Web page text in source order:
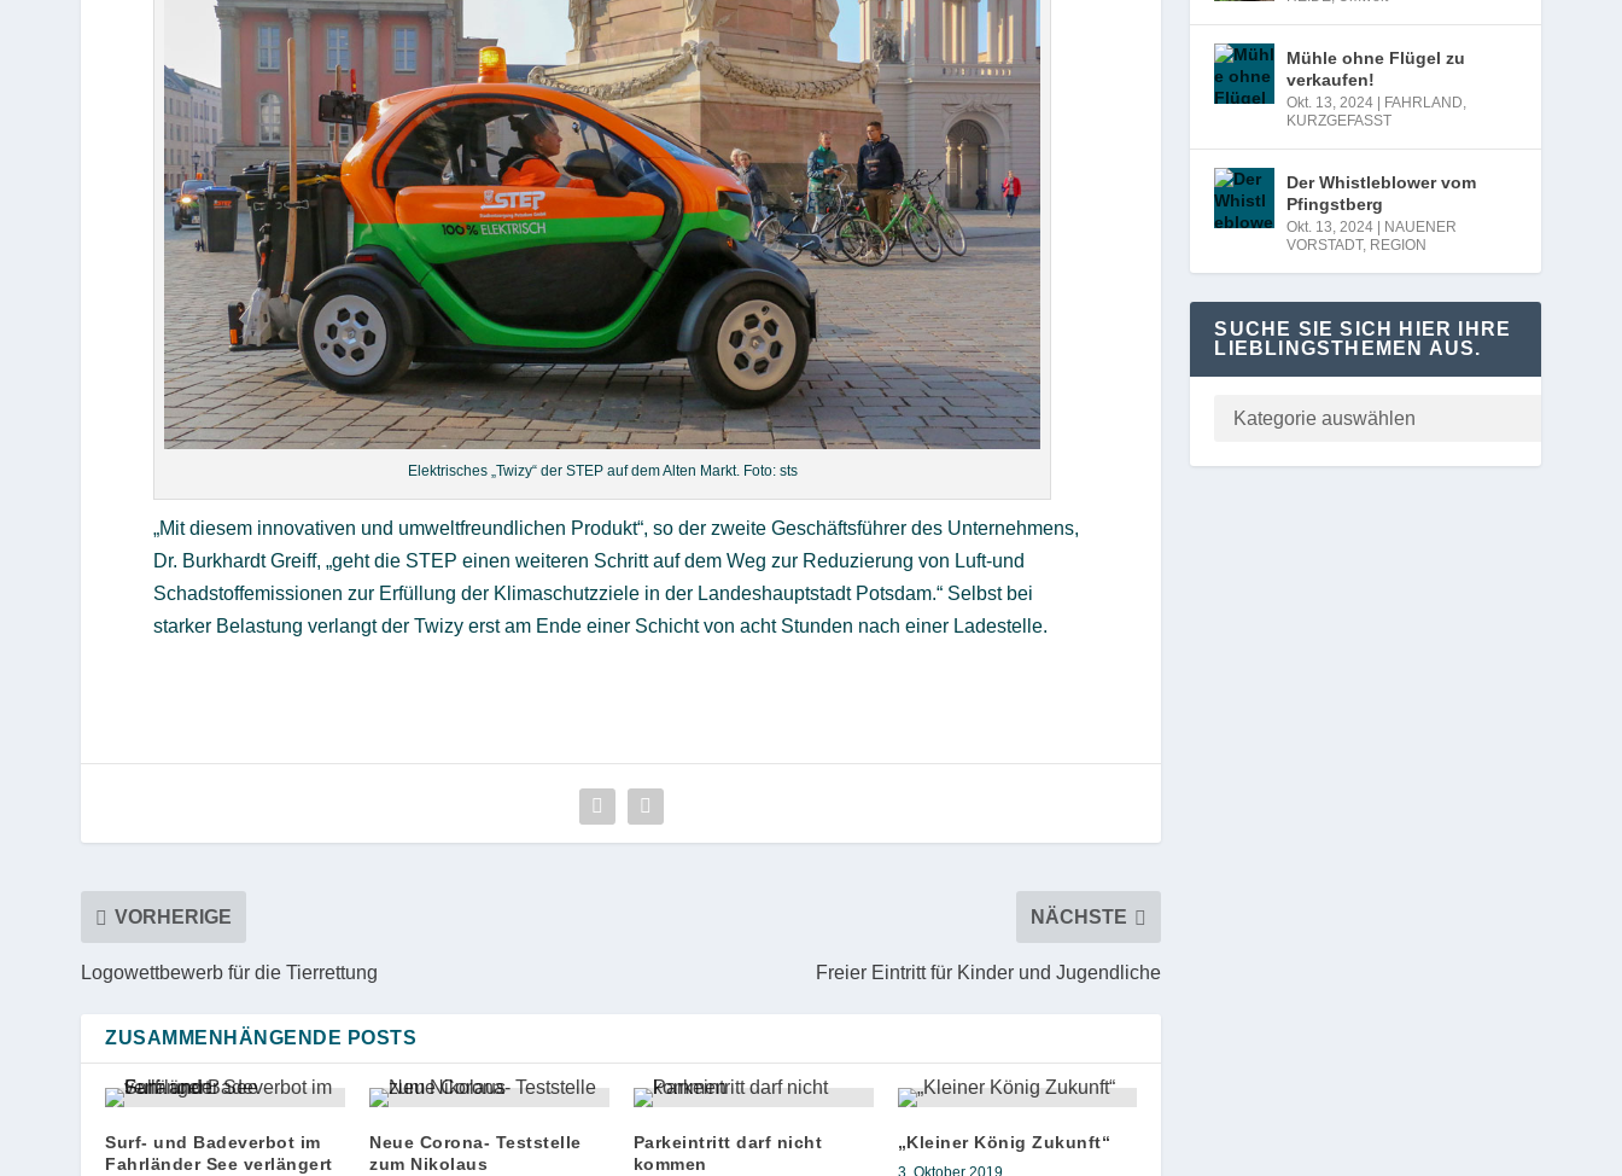
Elektrisches „Twizy“ der STEP auf dem Alten Markt. Foto: sts
„Mit diesem innovativen und umweltfreundlichen Produkt“, so der zweite Geschäftsführer des Unternehmens,
Dr. Burkhardt Greiff, „geht die STEP einen weiteren Schritt auf dem Weg zur Reduzierung von Luft-und
Schadstoffemissionen zur Erfüllung der Klimaschutzziele in der Landeshauptstadt Potsdam.“ Selbst bei
starker Belastung verlangt der Twizy erst am Ende einer Schicht von acht Stunden nach einer Ladestelle.
VORHERIGE
Logowettbewerb für die Tierrettung
NÄCHSTE
Freier Eintritt für Kinder und Jugendliche
ZUSAMMENHÄNGENDE POSTS
Surf- und Badeverbot im
Fahrländer See verlängert
Neue Corona- Teststelle
zum Nikolaus
Parkeintritt darf nicht
kommen
„Kleiner König Zukunft“
Mühle ohne Flügel zu
verkaufen!
Okt. 13, 2024 FAHRLAND,
KURZGEFASST
Der Whistleblower vom
Pfingstberg
Okt. 13, 2024
NAUENER
VORSTADT, REGION
SUCHE SIE SICH HIER IHRE
LIEBLINGSTHEMEN AUS.